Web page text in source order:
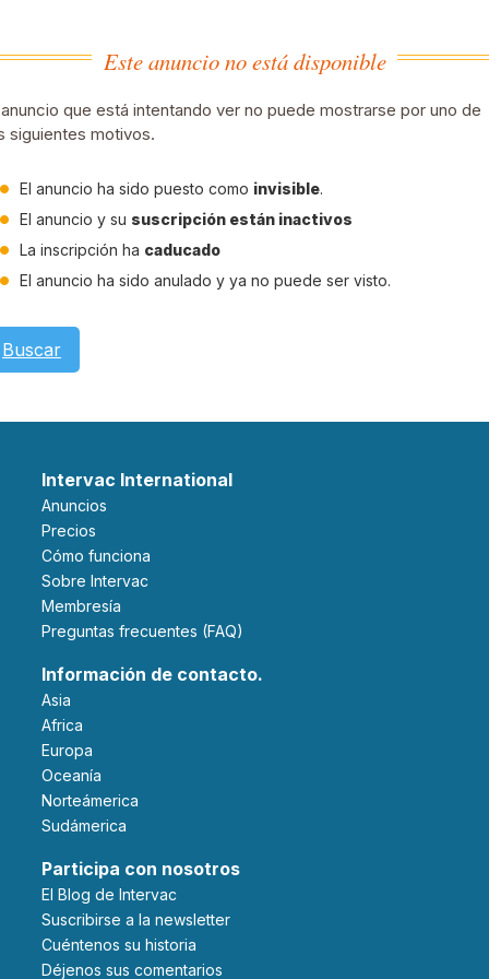
Este anuncio no está disponible
que está intentando ver no puede mostrarse por uno de
siguientes motivos.
El anuncio ha sido puesto como invisible.
El anuncio y su suscripción están inactivos
La inscripción ha caducado
El anuncio ha sido anulado y ya no puede ser visto.
Buscar
Intervac International
Anuncios
Precios
Cómo funciona
Sobre Intervac
Membresía
Preguntas frecuentes (FAQ)
Información de contacto.
Asia
Africa
Europa
Oceanía
Norteámerica
Sudámerica
Participa con nosotros
El Blog de Intervac
Suscribirse a la newsletter
Cuéntenos su historia
Déjenos sus comentarios